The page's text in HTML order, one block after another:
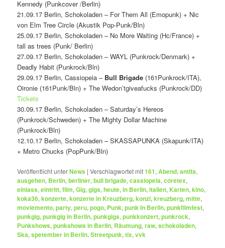
Kennedy (Punkcover /Berlin)
21.09.17 Berlin, Schokoladen – For Them All (Emopunk) + Nic
von Elm Tree Circle (Akustik Pop-Punk/Bln)
25.09.17 Berlin, Schokoladen – No More Waiting (Hc/France) +
tall as trees (Punk/ Berlin)
27.09.17 Berlin, Schokoladen – WAYL (Punkrock/Denmark) +
Deadly Habit (Punkrock/Bln)
29.09.17 Berlin, Cassiopeia – Bull Brigade (161Punkrock/ITA),
Oironie (161Punk/Bln) + The Wedon’tgiveafucks (Punkrock/DD)
Tickets
30.09.17 Berlin, Schokoladen – Saturday’s Hereos
(Punkrock/Schweden) + The Mighty Dollar Machine
(Punkrock/Bln)
12.10.17 Berlin, Schokoladen – SKASSAPUNKA (Skapunk/ITA)
+ Metro Chucks (PopPunk/Bln)
Veröffentlicht unterNews |Verschlagwortet mit161,Abend,antifa,
ausgehen, Berlin,berliner,bull brigade,cassiopeia,coretex,
einlass,eintritt,film,Gig,gigs,heute,in Berlin,italien, Karten,kino,
koka36,konzerte,konzerte in Kreuzberg,konzi,kreuzberg,mitte,
moviemento,party,peru,pogo, Punk,punk in Berlin,punkfilmfest,
punkgig,punkgig in Berlin,punkgigs,punkkonzert,punkrock,
Punkshows,punkshows in Berlin, Räumung,raw,schokoladen,
Ska,spetember in Berlin,Streetpunk,tix,vvk